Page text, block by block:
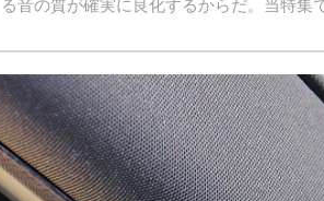
音の質が確実に良化するからだ。当特集